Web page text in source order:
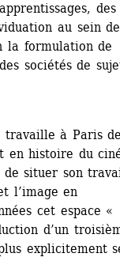
des
au sein de
la formulation de
sociétés de
à Paris
en histoire du
de situer son
l’image en
cet espace «
d’un
explicitement